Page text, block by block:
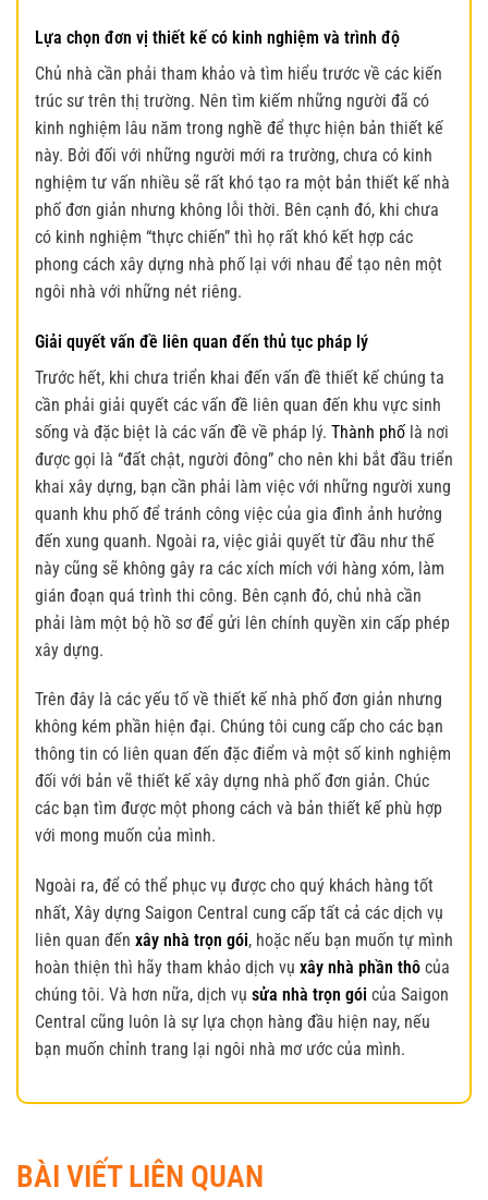
Lựa chọn đơn vị thiết kế có kinh nghiệm và trình độ
Chủ nhà cần phải tham khảo và tìm hiểu trước về các kiến
trúc sư trên thị trường. Nên tìm kiếm những người đã có
kinh nghiệm lâu năm trong nghề để thực hiện bản thiết kế
này. Bởi đối với những người mới ra trường, chưa có kinh
nghiệm tư vấn nhiều sẽ rất khó tạo ra một bản thiết kế nhà
phố đơn giản nhưng không lỗi thời. Bên cạnh đó, khi chưa
có kinh nghiệm “thực chiến” thì họ rất khó kết hợp các
phong cách xây dựng nhà phố lại với nhau để tạo nên một
ngôi nhà với những nét riêng.
Giải quyết vấn đề liên quan đến thủ tục pháp lý
Trước hết, khi chưa triển khai đến vấn đề thiết kế chúng ta
cần phải giải quyết các vấn đề liên quan đến khu vực sinh
sống và đặc biệt là các vấn đề về pháp lý. Thành phố là nơi
được gọi là “đất chật, người đông” cho nên khi bắt đầu triển
khai xây dựng, bạn cần phải làm việc với những người xung
quanh khu phố để tránh công việc của gia đình ảnh hưởng
đến xung quanh. Ngoài ra, việc giải quyết từ đầu như thế
này cũng sẽ không gây ra các xích mích với hàng xóm, làm
gián đoạn quá trình thi công. Bên cạnh đó, chủ nhà cần
phải làm một bộ hồ sơ để gửi lên chính quyền xin cấp phép
xây dựng.
Trên đây là các yếu tố về thiết kế nhà phố đơn giản nhưng
không kém phần hiện đại. Chúng tôi cung cấp cho các bạn
thông tin có liên quan đến đặc điểm và một số kinh nghiệm
đối với bản vẽ thiết kế xây dựng nhà phố đơn giản. Chúc
các bạn tìm được một phong cách và bản thiết kế phù hợp
với mong muốn của mình.
Ngoài ra, để có thể phục vụ được cho quý khách hàng tốt
nhất, Xây dựng Saigon Central cung cấp tất cả các dịch vụ
liên quan đến xây nhà trọn gói, hoặc nếu bạn muốn tự mình
hoàn thiện thì hãy tham khảo dịch vụ xây nhà phần thô của
chúng tôi. Và hơn nữa, dịch vụ sửa nhà trọn gói của Saigon
Central cũng luôn là sự lựa chọn hàng đầu hiện nay, nếu
bạn muốn chỉnh trang lại ngôi nhà mơ ước của mình.
BÀI VIẾT LIÊN QUAN